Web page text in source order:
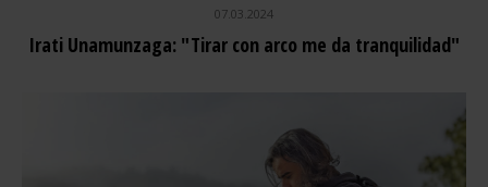
07.03.2024
Irati Unamunzaga: "Tirar con arco me da tranquilidad"